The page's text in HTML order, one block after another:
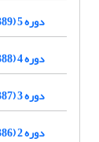
دوره 5 (1389)
دوره 4 (1388)
دوره 3 (1387)
دوره 2 (1386)